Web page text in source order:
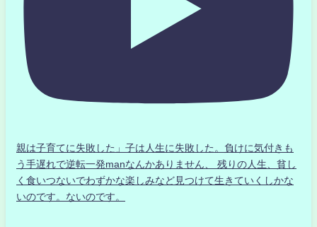
親は子育てに失敗した」子は人生に失敗した。負けに気付きも
う手遅れで逆転一発manなんかありません、 残りの人生、貧し
く食いつないでわずかな楽しみなど見つけて生きていくしかな
いのです。ないのです。